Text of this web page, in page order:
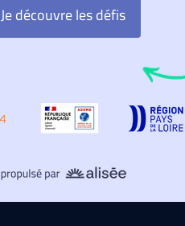
Je découvre les défis